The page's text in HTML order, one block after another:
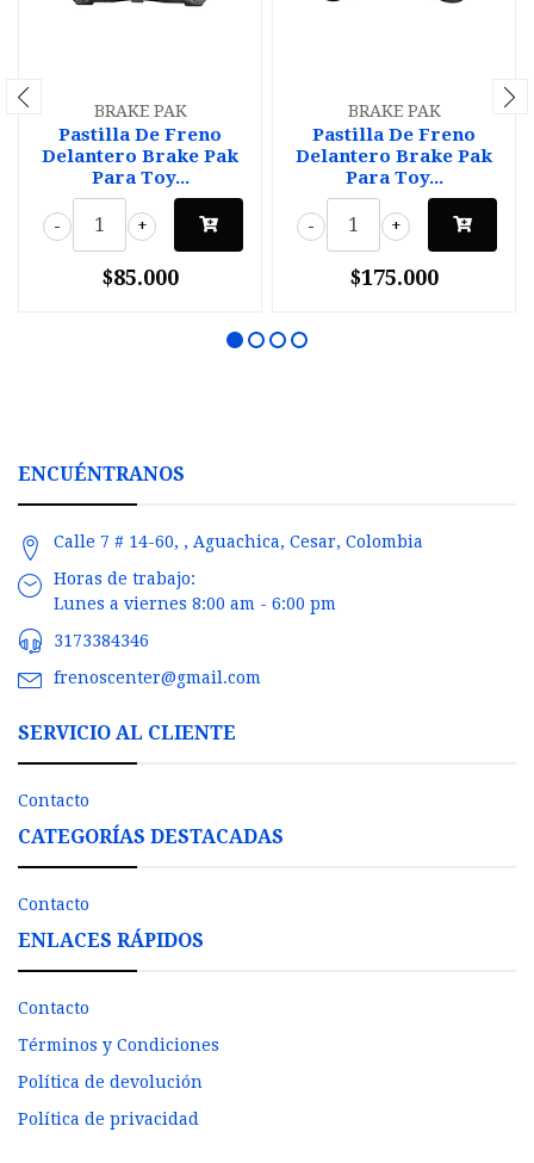
BRAKE PAK
Pastilla De Freno
Delantero Brake Pak
Para Toy...
+
-
$85.000
BRAKE PAK
Pastilla De Freno
Delantero Brake Pak
Para Toy...
+
-
$175.000
ENCUÉNTRANOS
Calle 7 # 14-60, , Aguachica, Cesar, Colombia
Horas de trabajo:
Lunes a viernes 8:00 am - 6:00 pm
3173384346
frenoscenter@gmail.com
SERVICIO AL CLIENTE
Contacto
CATEGORÍAS DESTACADAS
Contacto
ENLACES RÁPIDOS
Contacto
Términos y Condiciones
Política de devolución
Política de privacidad